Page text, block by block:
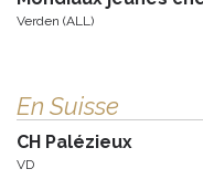
Verden (ALL)
En Suisse
CH Palézieux
VD